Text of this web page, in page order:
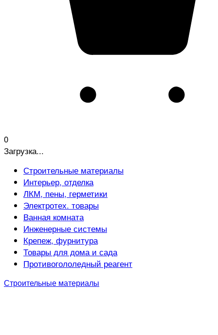
0
Загрузка...
Строительные материалы
Интерьер, отделка
ЛКМ, пены, герметики
Электротех. товары
Ванная комната
Инженерные системы
Крепеж, фурнитура
Товары для дома и сада
Противогололедный реагент
Строительные материалы